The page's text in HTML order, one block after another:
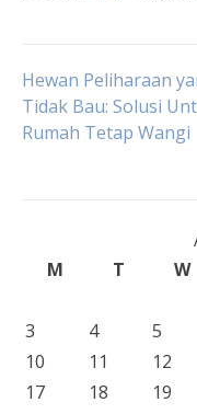
Post
navigation
Hewan Peliharaan
Tidak Bau: Solusi
Rumah Tetap Wangi
M
T W
3
4 5
10
11 12
17
18 19